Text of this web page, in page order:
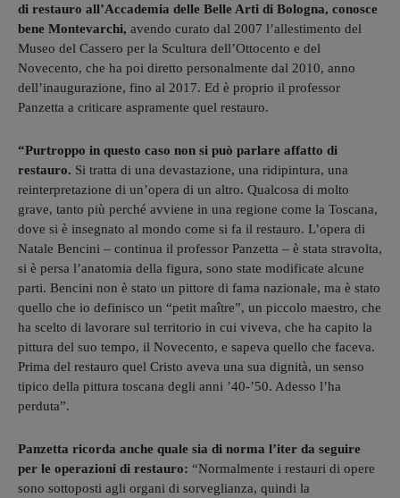
di restauro all’Accademia delle Belle Arti di Bologna, conosce
bene Montevarchi, avendo curato dal 2007 l’allestimento del
Museo del Cassero per la Scultura dell’Ottocento e del
Novecento, che ha poi diretto personalmente dal 2010, anno
dell’inaugurazione, fino al 2017. Ed è proprio il professor
Panzetta a criticare aspramente quel restauro.
“Purtroppo in questo caso non si può parlare affatto di
restauro. Si tratta di una devastazione, una ridipintura, una
reinterpretazione di un’opera di un altro. Qualcosa di molto
grave, tanto più perché avviene in una regione come la Toscana,
dove si è insegnato al mondo come si fa il restauro. L’opera di
Natale Bencini – continua il professor Panzetta – è stata stravolta,
si è persa l’anatomia della figura, sono state modificate alcune
parti. Bencini non è stato un pittore di fama nazionale, ma è stato
quello che io definisco un “petit maître”, un piccolo maestro, che
ha scelto di lavorare sul territorio in cui viveva, che ha capito la
pittura del suo tempo, il Novecento, e sapeva quello che faceva.
Prima del restauro quel Cristo aveva una sua dignità, un senso
tipico della pittura toscana degli anni ’40-’50. Adesso l’ha
perduta”.
Panzetta ricorda anche quale sia di norma l’iter da seguire
per le operazioni di restauro: “Normalmente i restauri di opere
sono sottoposti agli organi di sorveglianza, quindi la